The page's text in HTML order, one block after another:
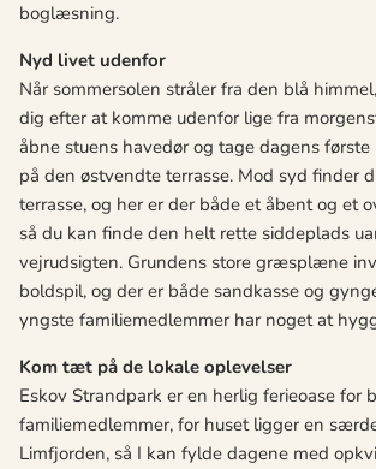
boglæsning.
Nyd livet udenfor
Når sommersolen stråler fra den blå
dig efter at komme udenfor lige fra
åbne stuens havedør og tage dagens
på den østvendte terrasse. Mod syd finder
terrasse, og her er der både et åbent og et
så du kan finde den helt rette siddeplads
vejrudsigten. Grundens store græsplæne
boldspil, og der er både sandkasse og
yngste familiemedlemmer har noget at
Kom tæt på de lokale oplevelser
Eskov Strandpark er en herlig ferieoase for
familiemedlemmer, for huset ligger en
Limfjorden, så I kan fylde dagene med